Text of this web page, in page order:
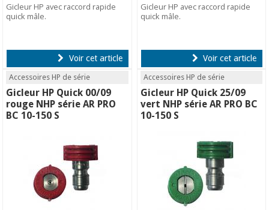
Gicleur HP avec raccord rapide
quick mâle.
Voir cet article
Gicleur HP avec raccord rapide
quick mâle.
Voir cet article
Accessoires HP de série
Gicleur HP Quick 00/09
rouge NHP série AR PRO
BC 10-150 S
Accessoires HP de série
Gicleur HP Quick 25/09
vert NHP série AR PRO BC
10-150 S